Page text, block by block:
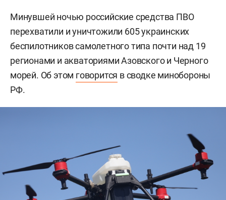
Минувшей ночью российские средства ПВО
перехватили и уничтожили 605 украинских
беспилотников самолетного типа почти над 19
регионами и акваториями Азовского и Черного
морей. Об этом говорится в сводке минобороны
РФ.